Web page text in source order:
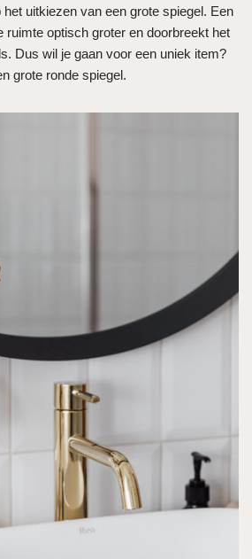
uitkiezen van een grote spiegel. Een
ruimte optisch groter en doorbreekt het
Dus wil je gaan voor een uniek item?
grote ronde spiegel.